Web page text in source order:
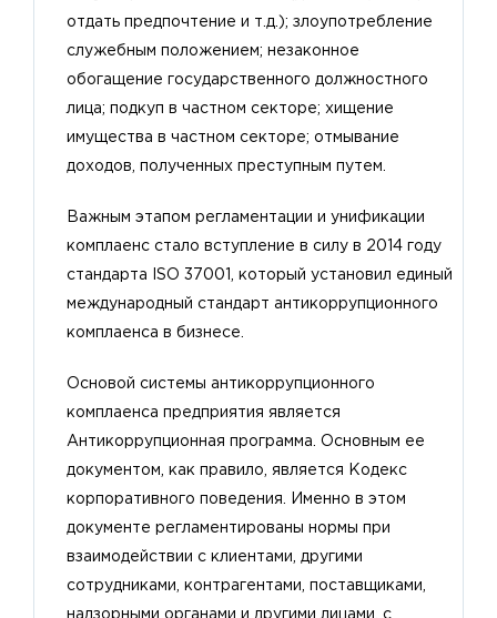
отдать предпочтение и т.д.); злоупотребление
служебным положением; незаконное
обогащение государственного должностного
лица; подкуп в частном секторе; хищение
имущества в частном секторе; отмывание
доходов, полученных преступным путем.
Важным этапом регламентации и унификации
комплаенс стало вступление в силу в 2014 году
стандарта ISO 37001, который установил единый
международный стандарт антикоррупционного
комплаенса в бизнесе.
Основой системы антикоррупционного
комплаенса предприятия является
Антикоррупционная программа. Основным ее
документом, как правило, является Кодекс
корпоративного поведения. Именно в этом
документе регламентированы нормы при
взаимодействии с клиентами, другими
сотрудниками, контрагентами, поставщиками,
надзорными органами и другими лицами, с